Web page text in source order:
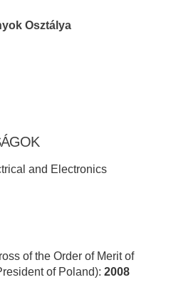
Osztálya
and Electronics
of the Order of Merit of
of Poland): 2008